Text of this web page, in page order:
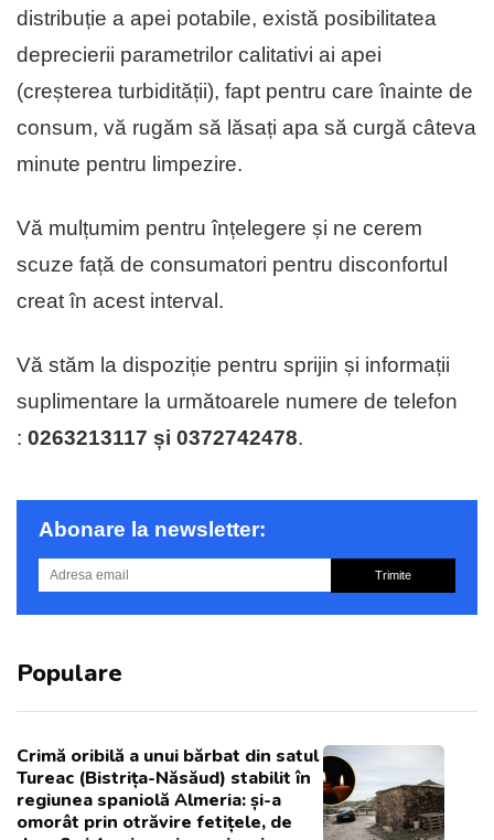
distribuție a apei potabile, există posibilitatea
deprecierii parametrilor calitativi ai apei
(creșterea turbidității), fapt pentru care înainte de
consum, vă rugăm să lăsați apa să curgă câteva
minute pentru limpezire.
Vă mulțumim pentru înțelegere și ne cerem
scuze față de consumatori pentru disconfortul
creat în acest interval.
Vă stăm la dispoziție pentru sprijin și informații
suplimentare la următoarele numere de telefon
: 0263213117 și 0372742478.
Abonare la newsletter:
Trimite
Populare
Crimă oribilă a unui bărbat din satul
Tureac (Bistrița-Năsăud) stabilit în
regiunea spaniolă Almeria: și-a
omorât prin otrăvire fetițele, de